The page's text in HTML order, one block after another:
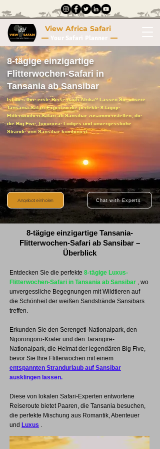
View Africa Safari
Your Safari Planner
8-tägige einzigartige
Flitterwochen-Safari in
Tansania ab Sansibar
Ist dies Ihre erste Reise nach Afrika? Lassen Sie unsere
Tansania-Safari-Experten die perfekte 8-tägige
Flitterwochen-Safari ab Sansibar zusammenstellen, die
die Big Five, luxuriöse Lodges und unvergessliche
Strände von Sansibar kombiniert.
Angebot einholen Chat with Experts
8-tägige einzigartige Tansania-
Flitterwochen-Safari ab Sansibar –
Überblick
Entdecken Sie die perfekte 8-tägige Luxus-
Flitterwochen-Safari in Tansania ab Sansibar , wo
unvergessliche Begegnungen mit Wildtieren auf
die Schönheit der weißen Sandstrände Sansibars
treffen.
Erkunden Sie den Serengeti-Nationalpark, den
Ngorongoro-Krater und den Tarangire-
Nationalpark, die Heimat der legendären Big Five,
bevor Sie Ihre Flitterwochen mit einem
entspannten Strandurlaub auf Sansibar
ausklingen lassen.
Diese von lokalen Safari-Experten entworfene
Reiseroute bietet Paaren, die Tansania besuchen,
die perfekte Mischung aus Romantik, Abenteuer
und Luxus .